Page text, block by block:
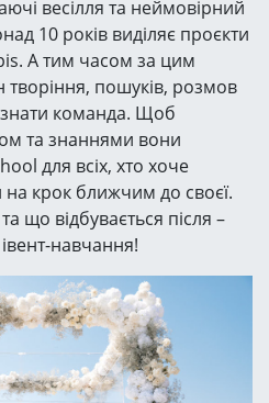
весілля та неймовірний
10 років виділяє проєкти
А тим часом за цим
творіння, пошуків, розмов
знати команда. Щоб
та знаннями вони
для всіх, хто хоче
на крок ближчим до своєї.
що відбувається після –
навчання!